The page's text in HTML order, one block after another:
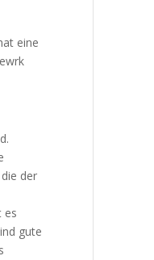
eine
der
es
gute